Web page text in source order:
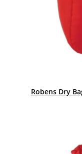
Robens Dry